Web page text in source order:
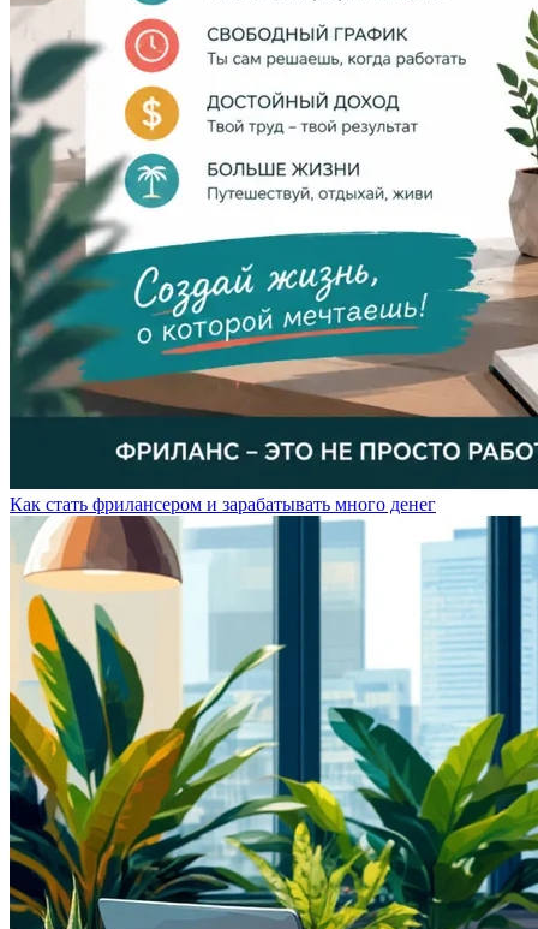
Как стать фрилансером и зарабатывать много денег